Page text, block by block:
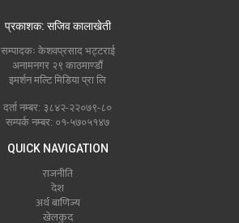
प्रकाशक: सजिव कालाखेती
सम्पादकः केशवप्रसाद भट्टराई
अनामनगर २९ काठमाण्डौं
इमर्शन मल्टि मिडिया प्रा लि
दर्ता नम्बर: ३८४२-२२०७९-८०
सम्पर्क नम्बर: ०१-५७०५१४७
QUICK NAVIGATION
राजनीति
देश
अर्थ बाणिज्य
खेलकुद